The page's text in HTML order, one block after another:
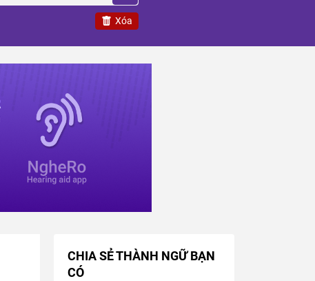
Xóa
CHIA SẺ THÀNH NGỮ BẠN
CÓ